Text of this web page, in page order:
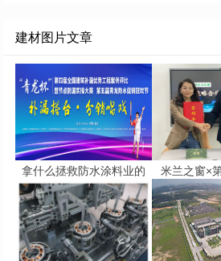
建材图片文章
拿什么拯救防水涂料业的 米兰之窗×